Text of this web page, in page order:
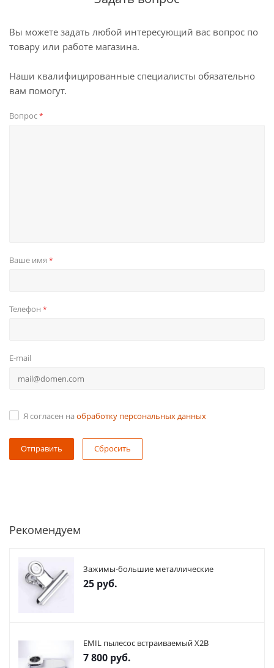
Вы можете задать любой интересующий вас вопрос по
товару или работе магазина.
Наши квалифицированные специалисты обязательно
вам помогут.
Вопрос*
Ваше имя *
Телефон *
E-mail
Я согласен на обработку персональных данных
Сбросить
Рекомендуем
Зажимы-большие металлические
25 руб.
EMIL пылесос встраиваемый X2В
7 800 руб.